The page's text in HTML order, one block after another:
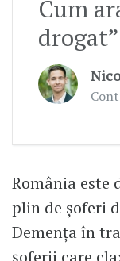
Cum
drogat”
România este
plin de șoferi
Demența în
șoferii care